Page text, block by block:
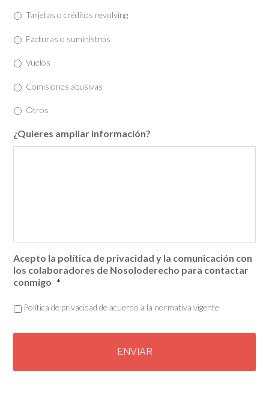
Tarjetas o créditos revolving
Facturas o suministros
Vuelos
Comisiones abusivas
Otros
¿Quieres ampliar información?
Acepto la política de privacidad y la comunicación con
los colaboradores de Nosoloderecho para contactar
conmigo *
Política de privacidad de acuerdo a la normativa vigente